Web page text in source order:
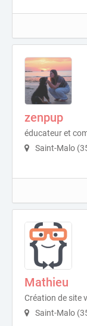
zenpup
éducateur et
Saint-Malo
Mathieu
Création de site
Saint-Malo